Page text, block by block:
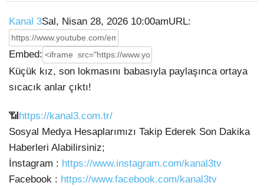
Kanal 3Sal, Nisan 28, 2026 10:00amURL:
Embed:
Küçük kız, son lokmasını babasıyla paylaşınca ortaya
sıcacık anlar çıktı!
📶https://kanal3.com.tr/
Sosyal Medya Hesaplarımızı Takip Ederek Son Dakika
Haberleri Alabilirsiniz;
İnstagram : https://www.instagram.com/kanal3tv
Facebook : https://www.facebook.com/kanal3tv